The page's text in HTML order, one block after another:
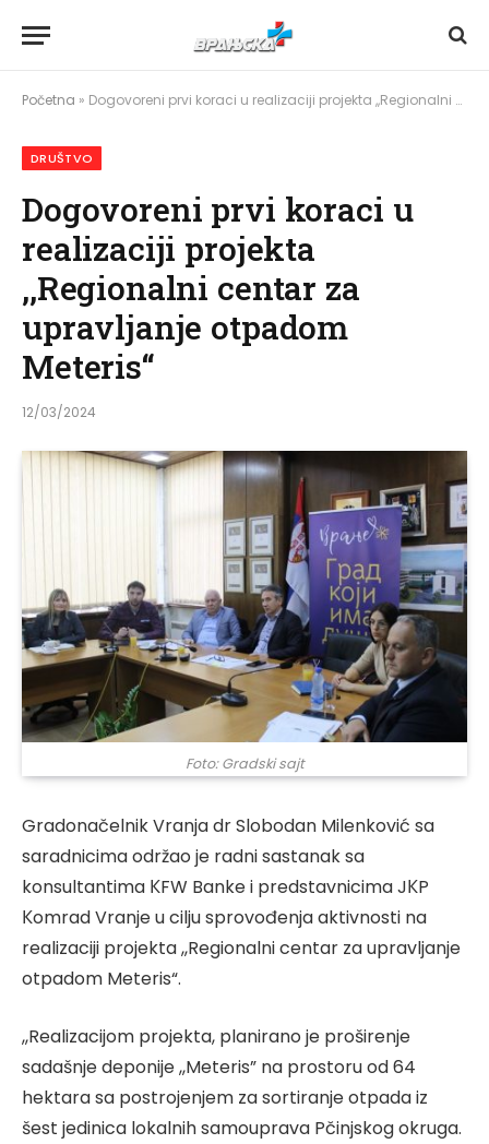
Početna » Dogovoreni prvi koraci u realizaciji projekta ,,Regionalni centar za upravljanje otpadom Meteris“
DRUŠTVO
Dogovoreni prvi koraci u
realizaciji projekta
,,Regionalni centar za
upravljanje otpadom
Meteris“
12/03/2024
Foto: Gradski sajt
Gradonačelnik Vranja dr Slobodan Milenković sa
saradnicima održao je radni sastanak sa
konsultantima КFW Banke i predstavnicima JКP
Кomrad Vranje u cilju sprovođenja aktivnosti na
realizaciji projekta ,,Regionalni centar za upravljanje
otpadom Meteris“.
,,Realizacijom projekta, planirano je proširenje
sadašnje deponije ,,Meteris” na prostoru od 64
hektara sa postrojenjem za sortiranje otpada iz
šest jedinica lokalnih samouprava Pčinjskog okruga.